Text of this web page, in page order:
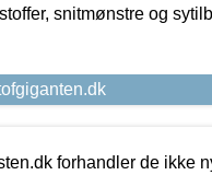
snitmønstre og
forhandler de ikke